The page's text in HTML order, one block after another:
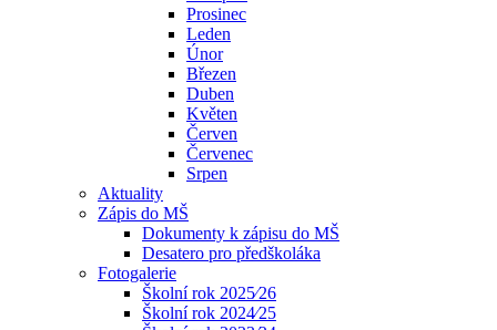
Prosinec
Leden
Únor
Březen
Duben
Květen
Červen
Červenec
Srpen
Aktuality
Zápis do MŠ
Dokumenty k zápisu do MŠ
Desatero pro předškoláka
Fotogalerie
Školní rok 2025⁄26
Školní rok 2024⁄25